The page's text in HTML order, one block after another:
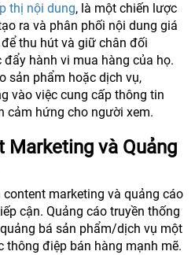
thị nội dung, là một chiến lược
ra và phân phối nội dung giá
thu hút và giữ chân đối
hành vi mua hàng của họ.
sản phẩm hoặc dịch vụ,
vào việc cung cấp thông tin
cảm hứng cho người xem.
Marketing và Quảng
marketing và quảng cáo
cận. Quảng cáo truyền thống
bá sản phẩm/dịch vụ một
thông điệp bán hàng mạnh mẽ.